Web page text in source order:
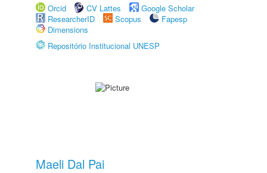
Orcid
CV Lattes
Google Scholar
ResearcherID
Scopus
Fapesp
Dimensions
Repositório Institucional UNESP
Maeli Dal Pai